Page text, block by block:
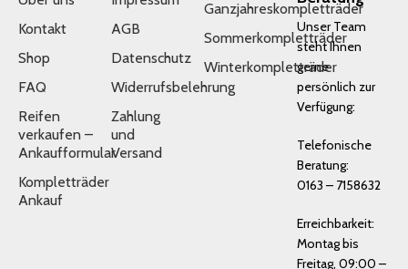
Kontakt
Shop
FAQ
Reifen
verkaufen –
Ankaufformular
Kompletträder
Ankauf
AGB
Datenschutz
Widerrufsbelehrung
Zahlung
und
Versand
Ganzjahreskompletträder
Sommerkompletträder
Winterkompletträder
Unser Team
steht Ihnen
gerne
persönlich zur
Verfügung:
Telefonische
Beratung:
0163 – 7158632
Erreichbarkeit:
Montag bis
Freitag, 09:00 –